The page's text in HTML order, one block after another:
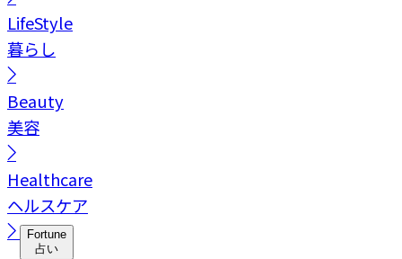
LifeStyle
暮らし
Beauty
美容
Healthcare
ヘルスケア
Fortune
占い